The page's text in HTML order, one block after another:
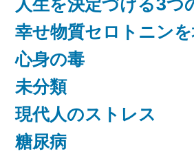
人生を決定づける3つ
幸せ物質セロトニン
心身の毒
未分類
現代人のストレス
糖尿病